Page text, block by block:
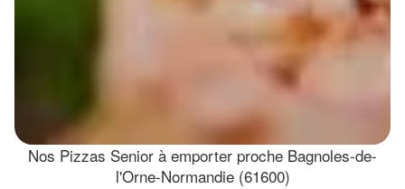
Nos Pizzas Senior à emporter proche Bagnoles-de-
l'Orne-Normandie (61600)